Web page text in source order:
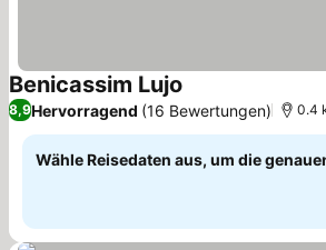
Benicassim Lujo
8,9Hervorragend (16 Bewertungen) 0.4
Wähle Reisedaten aus, um die